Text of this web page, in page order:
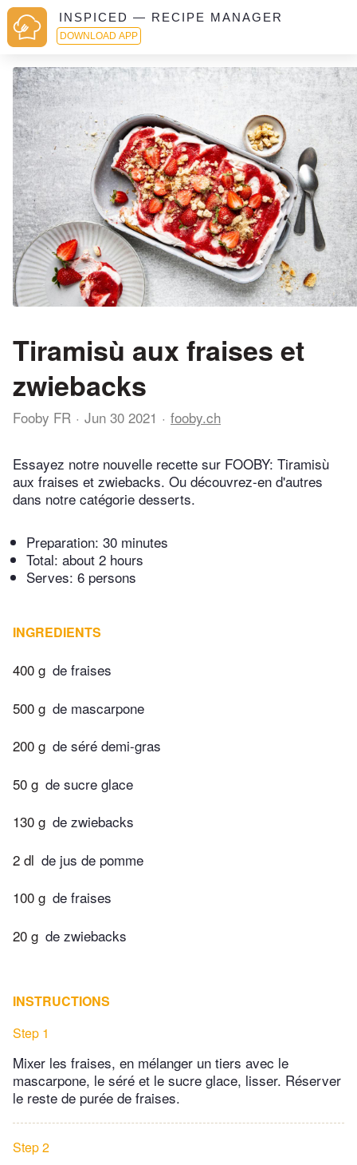
INSPICED — RECIPE MANAGER
DOWNLOAD APP
Tiramisù aux fraises et
zwiebacks
Fooby FR Jun 30 2021 fooby.ch
Essayez notre nouvelle recette sur FOOBY: Tiramisù
aux fraises et zwiebacks. Ou découvrez-en d'autres
dans notre catégorie desserts.
Preparation: 30 minutes
Total: about 2 hours
Serves: 6 persons
INGREDIENTS
400 g de fraises
500 g de mascarpone
200 g de séré demi-gras
50 g de sucre glace
130 g de zwiebacks
2 dl de jus de pomme
100 g de fraises
20 g de zwiebacks
INSTRUCTIONS
Step 1
Mixer les fraises, en mélanger un tiers avec le
mascarpone, le séré et le sucre glace, lisser. Réserver
le reste de purée de fraises.
Step 2